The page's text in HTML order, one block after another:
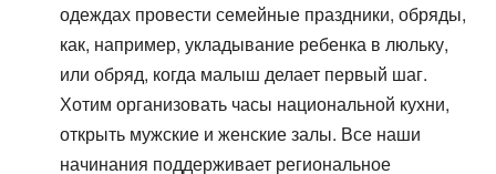
одеждах провести семейные праздники, обряды,
как, например, укладывание ребенка в люльку,
или обряд, когда малыш делает первый шаг.
Хотим организовать часы национальной кухни,
открыть мужские и женские залы. Все наши
начинания поддерживает региональное